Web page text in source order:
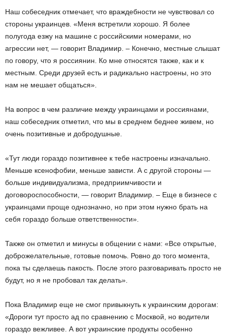
Наш собеседник отмечает, что враждебности не чувствовал со
стороны украинцев. «Меня встретили хорошо. Я более
полугода езжу на машине с российскими номерами, но
агрессии нет, — говорит Владимир. – Конечно, местные слышат
по говору, что я россиянин. Ко мне относятся также, как и к
местным. Среди друзей есть и радикально настроены, но это
нам не мешает общаться».
На вопрос в чем различие между украинцами и россиянами,
наш собеседник отметил, что мы в среднем беднее живем, но
очень позитивные и добродушные.
«Тут люди гораздо позитивнее к тебе настроены изначально.
Меньше ксенофобии, меньше зависти. А с другой стороны —
больше индивидуализма, предприимчивости и
договороспособности, — говорит Владимир. – Еще в бизнесе с
украинцами проще однозначно, но при этом нужно брать на
себя гораздо больше ответственности».
Также он отметил и минусы в общении с нами: «Все открытые,
доброжелательные, готовые помочь. Ровно до того момента,
пока ты сделаешь пакость. После этого разговаривать просто не
будут, но я не пробовал так делать».
Пока Владимир еще не смог привыкнуть к украинским дорогам:
«Дороги тут просто ад по сравнению с Москвой, но водители
гораздо вежливее. А вот украинские продукты особенно